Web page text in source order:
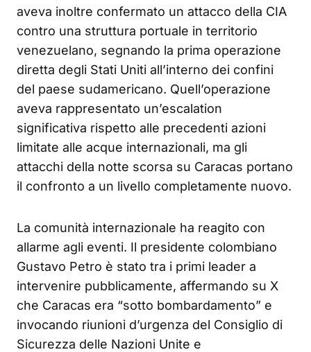
aveva inoltre confermato un attacco della CIA
contro una struttura portuale in territorio
venezuelano, segnando la prima operazione
diretta degli Stati Uniti all’interno dei confini
del paese sudamericano. Quell’operazione
aveva rappresentato un’escalation
significativa rispetto alle precedenti azioni
limitate alle acque internazionali, ma gli
attacchi della notte scorsa su Caracas portano
il confronto a un livello completamente nuovo.
La comunità internazionale ha reagito con
allarme agli eventi. Il presidente colombiano
Gustavo Petro è stato tra i primi leader a
intervenire pubblicamente, affermando su X
che Caracas era “sotto bombardamento” e
invocando riunioni d’urgenza del Consiglio di
Sicurezza delle Nazioni Unite e